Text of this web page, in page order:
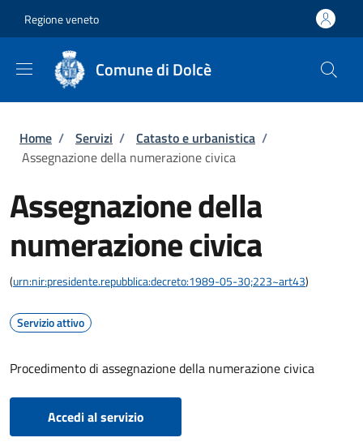
Regione veneto
Comune di Dolcè
Briciole di pane
Home / Servizi / Catasto e urbanistica /
Assegnazione della numerazione civica
Assegnazione della
numerazione civica
(urn:nir:presidente.repubblica:decreto:1989-05-30;223~art43)
Servizio attivo
Procedimento di assegnazione della numerazione civica
Accedi al servizio